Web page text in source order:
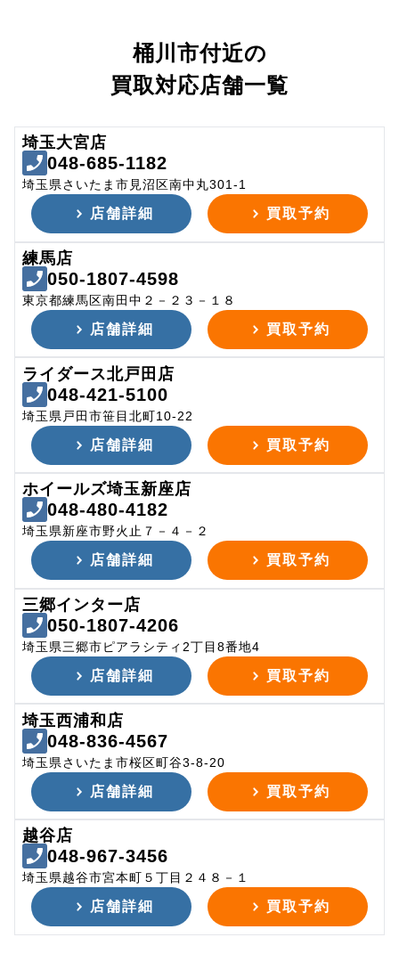
桶川市付近の
買取対応店舗一覧
埼玉大宮店
048-685-1182
埼玉県さいたま市見沼区南中丸301-1
店舗詳細 買取予約
練馬店
050-1807-4598
東京都練馬区南田中２－２３－１８
店舗詳細 買取予約
ライダース北戸田店
048-421-5100
埼玉県戸田市笹目北町10-22
店舗詳細 買取予約
ホイールズ埼玉新座店
048-480-4182
埼玉県新座市野火止７－４－２
店舗詳細 買取予約
三郷インター店
050-1807-4206
埼玉県三郷市ピアラシティ2丁目8番地4
店舗詳細 買取予約
埼玉西浦和店
048-836-4567
埼玉県さいたま市桜区町谷3-8-20
店舗詳細 買取予約
越谷店
048-967-3456
埼玉県越谷市宮本町５丁目２４８－１
店舗詳細 買取予約